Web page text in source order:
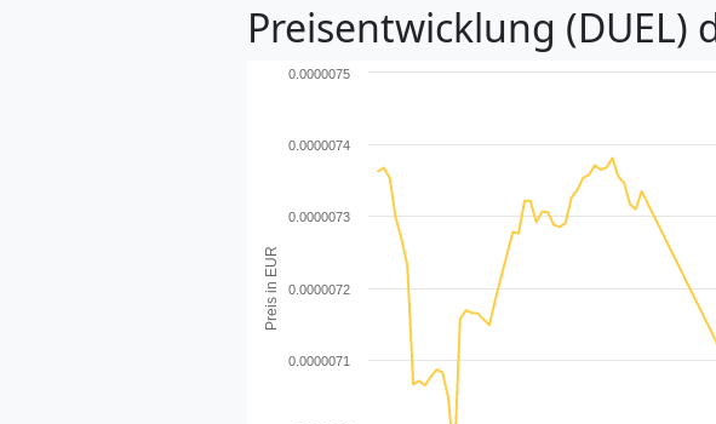
Preisentwicklung (DUEL)
Preis in EUR
0.0000071
0.0000072
0.0000073
0.0000074
0.0000075